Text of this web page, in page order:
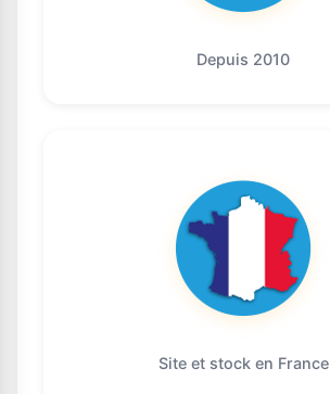
Depuis 2010
Site et stock en France